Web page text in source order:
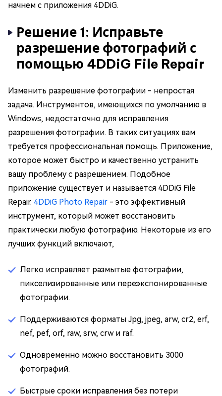
начнем с приложения 4DDiG.
Решение 1: Исправьте
разрешение фотографий с
помощью 4DDiG File Repair
Изменить разрешение фотографии - непростая
задача. Инструментов, имеющихся по умолчанию в
Windows, недостаточно для исправления
разрешения фотографии. В таких ситуациях вам
требуется профессиональная помощь. Приложение,
которое может быстро и качественно устранить
вашу проблему с разрешением. Подобное
приложение существует и называется 4DDiG File
Repair. 4DDiG Photo Repair - это эффективный
инструмент, который может восстановить
практически любую фотографию. Некоторые из его
лучших функций включают,
Легко исправляет размытые фотографии,
пикселизированные или переэкспонированные
фотографии.
Поддерживаются форматы Jpg, jpeg, arw, cr2, erf,
nef, pef, orf, raw, srw, crw и raf.
Одновременно можно восстановить 3000
фотографий.
Быстрые сроки исправления без потери